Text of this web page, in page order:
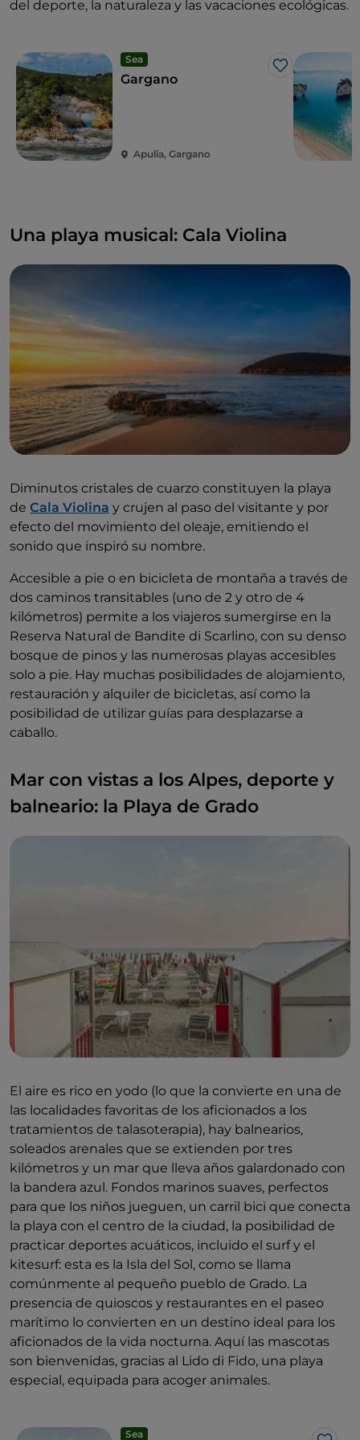
del deporte, la naturaleza y las vacaciones ecológicas.
Sea
Me gusta
Gargano
Apulia, Gargano
Una playa musical: Cala Violina
Diminutos cristales de cuarzo constituyen la playa
de Cala Violina y crujen al paso del visitante y por
efecto del movimiento del oleaje, emitiendo el
sonido que inspiró su nombre.
Accesible a pie o en bicicleta de montaña a través de
dos caminos transitables (uno de 2 y otro de 4
kilómetros) permite a los viajeros sumergirse en la
Reserva Natural de Bandite di Scarlino, con su denso
bosque de pinos y las numerosas playas accesibles
solo a pie. Hay muchas posibilidades de alojamiento,
restauración y alquiler de bicicletas, así como la
posibilidad de utilizar guías para desplazarse a
caballo.
Mar con vistas a los Alpes, deporte y
balneario: la Playa de Grado
El aire es rico en yodo (lo que la convierte en una de
las localidades favoritas de los aficionados a los
tratamientos de talasoterapia), hay balnearios,
soleados arenales que se extienden por tres
kilómetros y un mar que lleva años galardonado con
la bandera azul. Fondos marinos suaves, perfectos
para que los niños jueguen, un carril bici que conecta
la playa con el centro de la ciudad, la posibilidad de
practicar deportes acuáticos, incluido el surf y el
kitesurf: esta es la Isla del Sol, como se llama
comúnmente al pequeño pueblo de Grado. La
presencia de quioscos y restaurantes en el paseo
marítimo lo convierten en un destino ideal para los
aficionados de la vida nocturna. Aquí las mascotas
son bienvenidas, gracias al Lido di Fido, una playa
especial, equipada para acoger animales.
Sea